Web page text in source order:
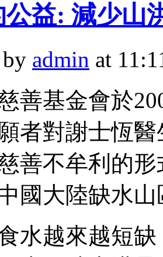
益: 減少山
admin at
善基金會於
者對謝士恆
善不牟利的
國大陸缺水
水越來越短